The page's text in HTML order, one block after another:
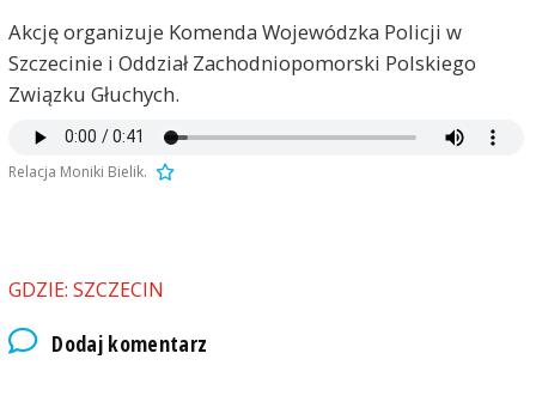
Akcję organizuje Komenda Wojewódzka Policji w
Szczecinie i Oddział Zachodniopomorski Polskiego
Związku Głuchych.
Relacja Moniki Bielik.
GDZIE: SZCZECIN
Dodaj komentarz